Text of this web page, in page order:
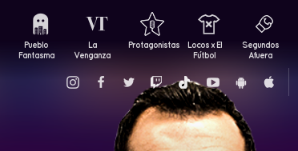
Pueblo
Fantasma
La
Venganza
Protagonistas
Locos x El
Fútbol
Segundos
Afuera